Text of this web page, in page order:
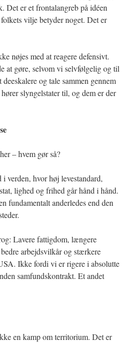
Det er et frontalangreb på idéen
vilje betyder noget. Det er
nøjes med at reagere defensivt.
at gøre, selvom vi selvfølgelig og til
og tale sammen gennem
slyngelstater til, og dem er der
– hvem gør så?
i verden, hvor høj levestandard,
lighed og frihed går hånd i hånd.
fundamentalt anderledes end den
Lavere fattigdom, længere
arbejdsvilkår og stærkere
Ikke fordi vi er rigere i absolutte
samfundskontrakt. Et andet
en kamp om territorium. Det er